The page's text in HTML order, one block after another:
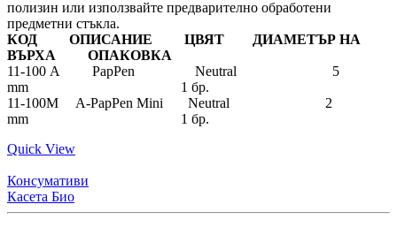
полизин или използвайте предварително обработени
предметни стъкла.
КОД ОПИСАНИЕ ЦВЯТ ДИАМЕТЪР НА
ВЪРХА ОПАКОВКА
11-100 A PapPen Neutral 5
mm 1 бр.
11-100M A-PapPen Mini Neutral 2
mm 1 бр.
Quick View
Консумативи
Касета Био